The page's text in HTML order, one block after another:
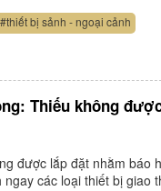
#thiết bị sảnh - ngoại cảnh
Thiếu không
được lắp đặt nhằm báo
các loại thiết bị giao